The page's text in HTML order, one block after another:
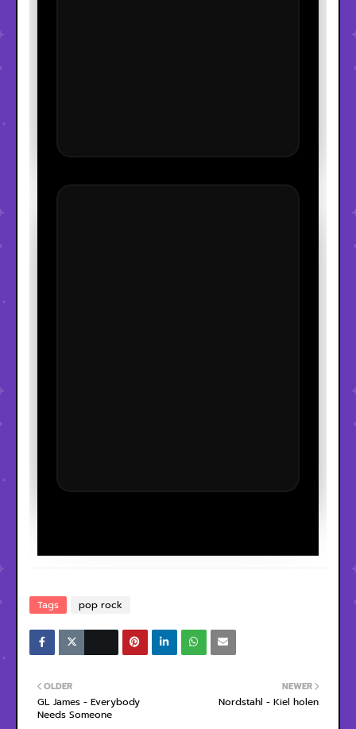
Tags pop rock
NEWER
Nordstahl - Kiel holen
OLDER
GL James - Everybody
Needs Someone